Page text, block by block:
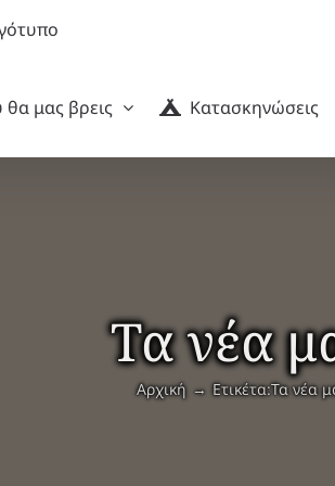
μας βρεις
Κατασκηνώσεις
Τα νέα
Αρχική Ετικέτα:Τα νέα